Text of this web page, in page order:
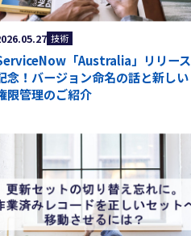
技術
「Australia」リリース
念！バージョン命名の話と新しい
限管理のご紹介